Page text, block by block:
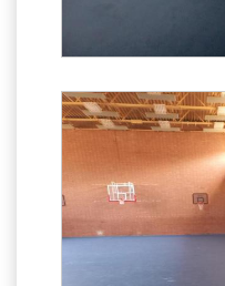
LETÖLTHETŐ
DUÁLIS
HÍREK,